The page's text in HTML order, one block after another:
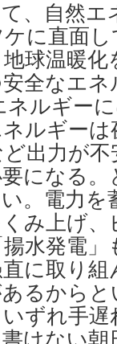
、自然エ
に直面
球温暖
全なエ
ネルギー
ルギー
出力が
になる
。電力
み上げ
水発電
に取り
るから
ずれ手
けない